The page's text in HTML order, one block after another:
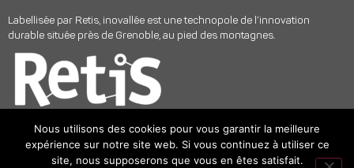
Labellisée par Retis, inovallée est une technopole de l’innovation
durable située près de Grenoble, au pied des montagnes.
Nous utilisons des cookies pour vous garantir la meilleure
expérience sur notre site web. Si vous continuez à utiliser ce
site, nous supposerons que vous en êtes satisfait.